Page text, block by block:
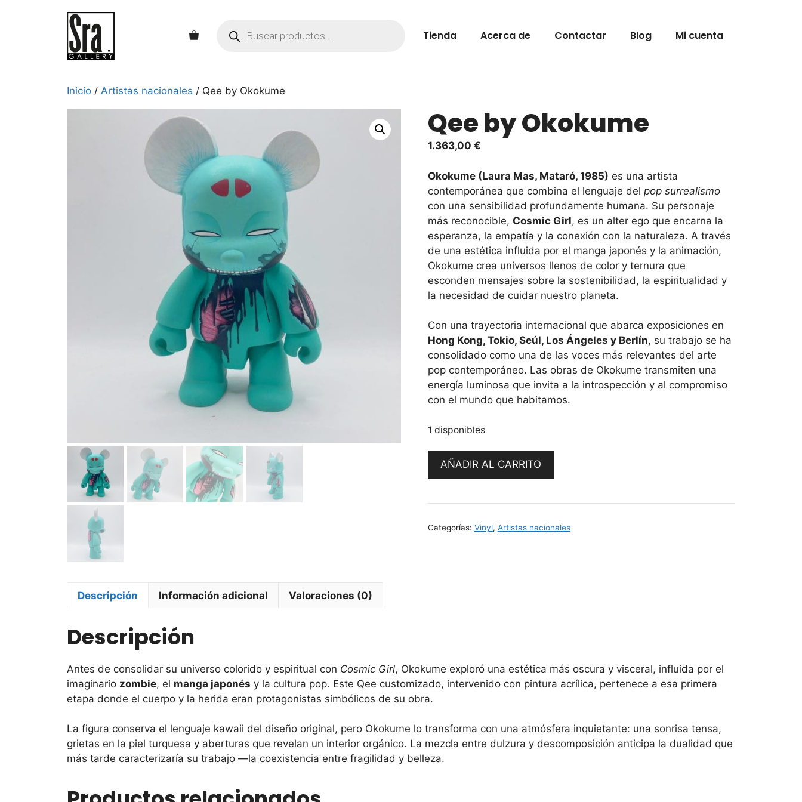
productos
Tienda Acerca de Contactar Blog Mi cuenta
Inicio / Artistas nacionales / Qee by Okokume
Qee by Okokume
1.363,00 €
Okokume (Laura Mas, Mataró, 1985) es una artista
contemporánea que combina el lenguaje del pop surrealismo
con una sensibilidad profundamente humana. Su personaje
más reconocible, Cosmic Girl, es un alter ego que encarna la
esperanza, la empatía y la conexión con la naturaleza. A través
de una estética influida por el manga japonés y la animación,
Okokume crea universos llenos de color y ternura que
esconden mensajes sobre la sostenibilidad, la espiritualidad y
la necesidad de cuidar nuestro planeta.
Con una trayectoria internacional que abarca exposiciones en
Hong Kong, Tokio, Seúl, Los Ángeles y Berlín, su trabajo se ha
consolidado como una de las voces más relevantes del arte
pop contemporáneo. Las obras de Okokume transmiten una
energía luminosa que invita a la introspección y al compromiso
con el mundo que habitamos.
1 disponibles
cantidad
AÑADIR AL CARRITO
Categorías: Vinyl, Artistas nacionales
Descripción Información adicional Valoraciones (0)
Descripción
Antes de consolidar su universo colorido y espiritual con Cosmic Girl, Okokume exploró una estética más oscura y visceral, influida por el
imaginario zombie, el manga japonés y la cultura pop. Este Qee customizado, intervenido con pintura acrílica, pertenece a esa primera
etapa donde el cuerpo y la herida eran protagonistas simbólicos de su obra.
La figura conserva el lenguaje kawaii del diseño original, pero Okokume lo transforma con una atmósfera inquietante: una sonrisa tensa,
grietas en la piel turquesa y aberturas que revelan un interior orgánico. La mezcla entre dulzura y descomposición anticipa la dualidad que
más tarde caracterizaría su trabajo —la coexistencia entre fragilidad y belleza.